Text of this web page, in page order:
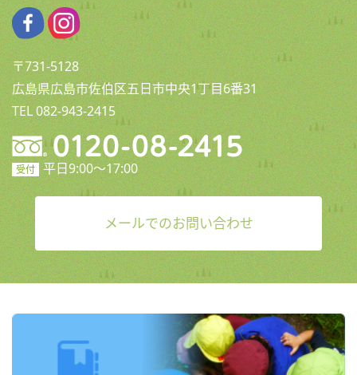
〒731-5128
広島県広島市佐伯区五日市中央1丁目6番31
TEL 082-943-2415
受付 平日9:00〜17:00
メールでのお問い合わせ